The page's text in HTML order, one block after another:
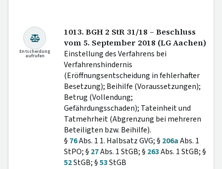
Entscheidung
aufrufen
1013. BGH 2 StR 31/18 – Beschluss
vom 5. September 2018 (LG Aachen)
Einstellung des Verfahrens bei
Verfahrenshindernis
(Eröffnungsentscheidung in fehlerhafter
Besetzung); Beihilfe (Voraussetzungen);
Betrug (Vollendung;
Gefährdungsschaden); Tateinheit und
Tatmehrheit (Abgrenzung bei mehreren
Beteiligten bzw. Beihilfe).
§ 76Abs. 1 1. Halbsatz GVG; § 206aAbs. 1
StPO; § 27Abs. 1 StGB; § 263Abs. 1 StGB; §
52StGB; §53StGB